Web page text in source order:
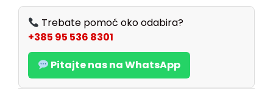
Trebate pomoć oko odabira?
+385 95 536 8301
Pitajte nas na WhatsApp